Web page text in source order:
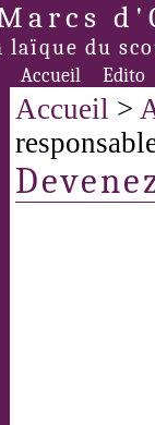
laïque du
Accueil Edito
Accueil >